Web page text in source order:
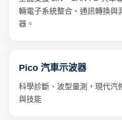
輛電子系統整合、通訊轉換與
器。
Pico 汽車示波器
科學診斷、波型量測，現代汽
與技能